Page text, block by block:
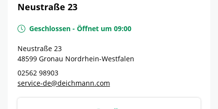
Neustraße 23
Geschlossen - Öffnet um 09:00
Neustraße 23
48599 Gronau Nordrhein-Westfalen
02562 98903
service-de@deichmann.com